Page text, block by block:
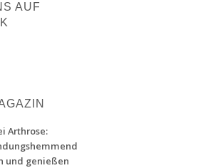
AUF
Arthrose:
und genießen